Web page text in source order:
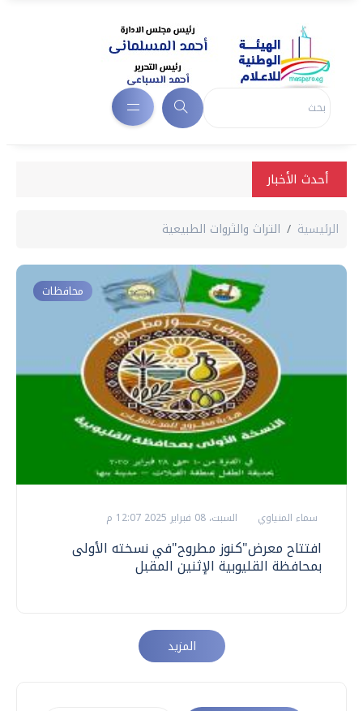
أحدث الأخبار
الرئيسية التراث والثروات الطبيعية
محافظات
سماء المنياوي السبت، 08 فبراير 2025 12:07 م
افتتاح معرض"كنوز مطروح"في نسخته الأولى
بمحافظة القليوبية الإثنين المقبل
المزيد